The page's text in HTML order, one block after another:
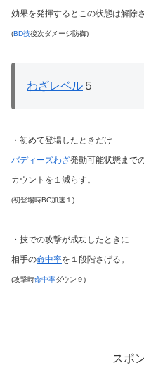
効果を発揮するとこの状態は解除
(BD技後次ダメージ防御)
わざレベル ５
・初めて登場したときだけ
バディーズわざ発動可能状態まで
カウントを１減らす。
(初登場時BC加速１)
・技での攻撃が成功したときに
相手の命中率を１段階さげる。
(攻撃時命中率ダウン９)
スポ